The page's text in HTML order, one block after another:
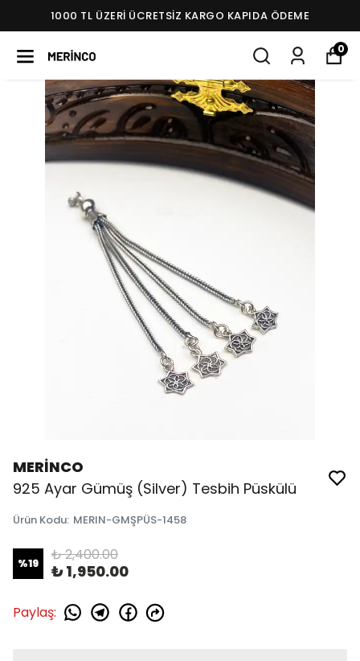
1000 TL ÜZERI ÜCRETSIZ KARGO KAPIDA ÖDEME
0
MERİNCO
925 Ayar Gümüş (Silver) Tesbih Püskülü
Ürün Kodu: MERIN-GMŞPÜS-1458
%19 ₺ 2,400.00
₺ 1,950.00
Paylaş: